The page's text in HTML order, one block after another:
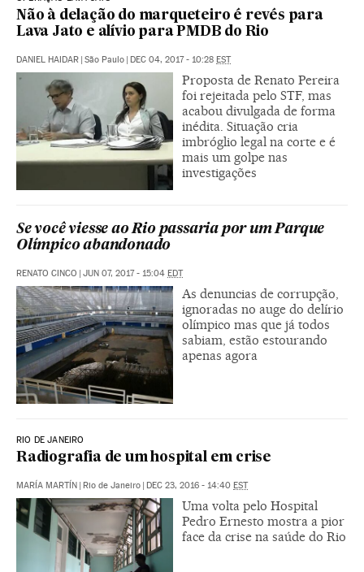
Não à delação do marqueteiro é revés para
Lava Jato e alívio para PMDB do Rio
DANIEL HAIDAR | São Paulo | DEC 04, 2017 - 10:28 EST
Proposta de Renato Pereira
foi rejeitada pelo STF, mas
acabou divulgada de forma
inédita. Situação cria
imbróglio legal na corte e é
mais um golpe nas
investigações
Se você viesse ao Rio passaria por um Parque
Olímpico abandonado
RENATO CINCO | JUN 07, 2017 - 15:04 EDT
As denuncias de corrupção,
ignoradas no auge do delírio
olímpico mas que já todos
sabiam, estão estourando
apenas agora
RIO DE JANEIRO
Radiografia de um hospital em crise
MARÍA MARTÍN | Rio de Janeiro | DEC 23, 2016 - 14:40 EST
Uma volta pelo Hospital
Pedro Ernesto mostra a pior
face da crise na saúde do Rio